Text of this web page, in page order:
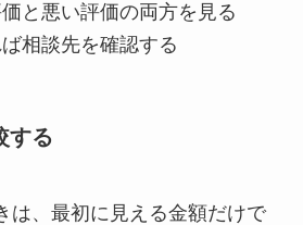
と悪い評価の両方を見る
相談先を確認する
する
は、最初に見える金額だけで